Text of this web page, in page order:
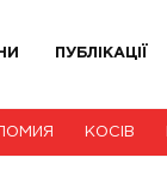
ПУБЛІКАЦІЇ
КОСІВ